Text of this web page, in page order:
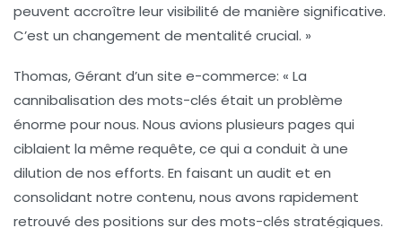
peuvent accroître leur visibilité de manière significative.
C’est un changement de mentalité crucial. »
Thomas, Gérant d’un site e-commerce: « La
cannibalisation des mots-clés était un problème
énorme pour nous. Nous avions plusieurs pages qui
ciblaient la même requête, ce qui a conduit à une
dilution de nos efforts. En faisant un audit et en
consolidant notre contenu, nous avons rapidement
retrouvé des positions sur des mots-clés stratégiques.